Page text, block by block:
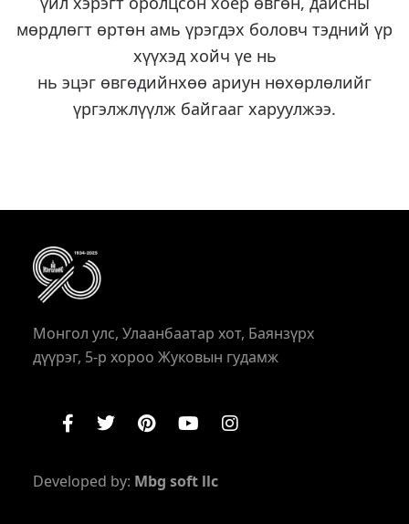
мөрдлөгт өртөн амь үрэгдэх боловч тэдний үр
хүүхэд хойч үе нь
нь эцэг өвгөдийнхөө ариун нөхөрлөлийг
үргэлжлүүлж байгааг харуулжээ.
Монгол улс, Улаанбаатар хот, Баянзүрх
дүүрэг, 5-р хороо Жуковын гудамж
Developed by: Mbg soft llc